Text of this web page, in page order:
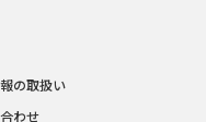
の取扱い
わせ